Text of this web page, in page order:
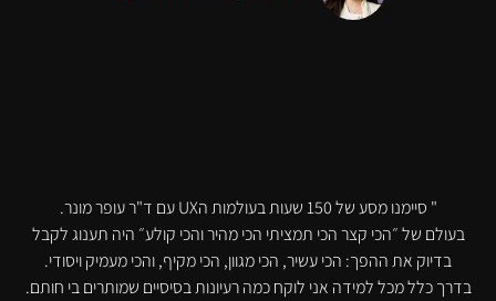
" סיימנו מסע של 150 שעות בעולמות הUX עם ד"ר עופר מונר.
בעולם של ״הכי קצר הכי תמציתי הכי מהיר והכי קולע״ היה תענוג לקבל
בדיוק את ההפך: הכי עשיר, הכי מגוון, הכי מקיף, והכי מעמיק ויסודי.
בדרך כלל מכל למידה אני לוקח כמה רעיונות בסיסיים שמותרים בי חותם.